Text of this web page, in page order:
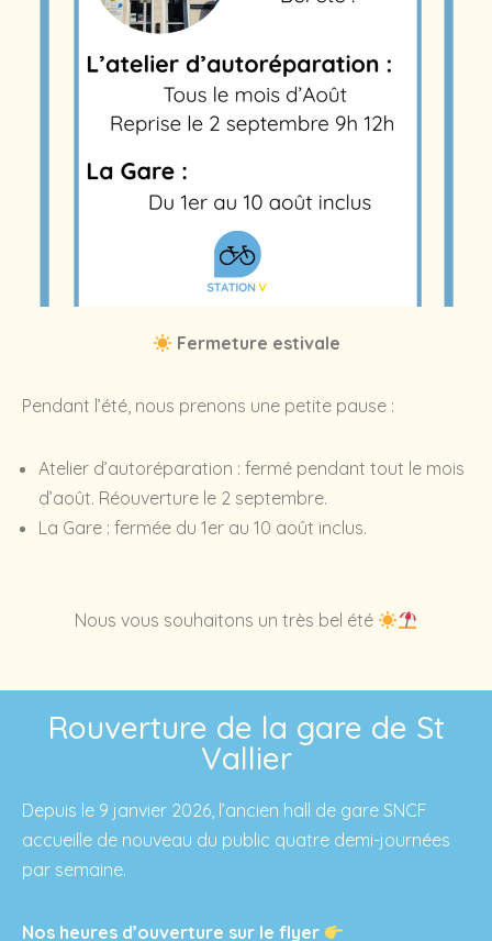
Fermeture estivale
Pendant l’été, nous prenons une petite pause :
Atelier d’autoréparation : fermé pendant tout le mois
d’août. Réouverture le 2 septembre.
La Gare : fermée du 1er au 10 août inclus.
Nous vous souhaitons un très bel été
Rouverture de la gare de St
Vallier
Depuis le 9 janvier 2026, l’ancien hall de gare SNCF
accueille de nouveau du public quatre demi-journées
par semaine.
Nos heures d’ouverture sur le flyer